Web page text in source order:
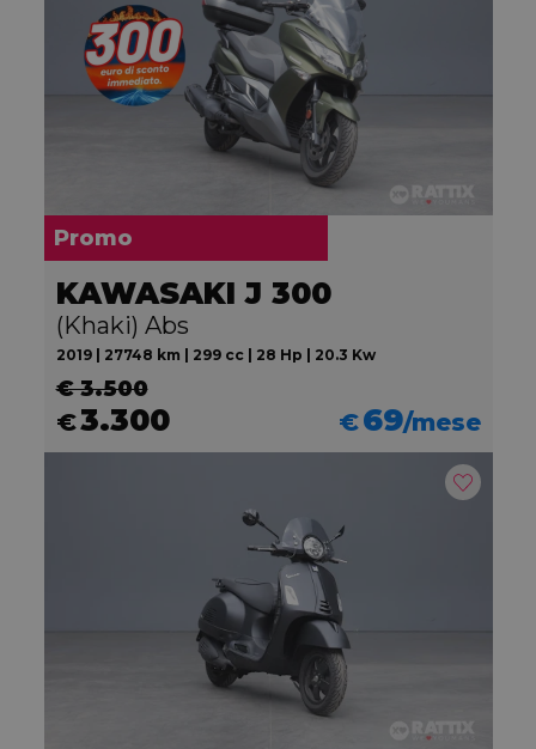
Promo
KAWASAKI J 300
(Khaki) Abs
2019 | 27748 km | 299 cc | 28 Hp | 20.3 Kw
€ 3.500
€3.300 €69/mese